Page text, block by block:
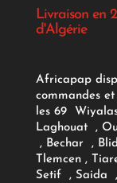
Livraison en
d'Algérie
Africapap
commandes
les 69
Laghouat ,
, Bechar ,
Tlemcen ,
Setif , Saida